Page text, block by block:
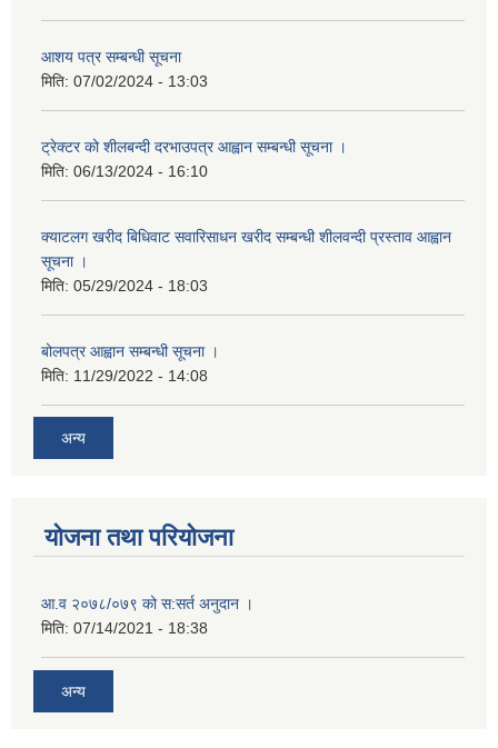
आशय पत्र सम्बन्धी सूचना
मिति: 07/02/2024 - 13:03
ट्रेक्टर को शीलबन्दी दरभाउपत्र आह्वान सम्बन्धी सूचना ।
मिति: 06/13/2024 - 16:10
क्याटलग खरीद बिधिवाट सवारिसाधन खरीद सम्बन्धी शीलवन्दी प्रस्ताव आह्वान
सूचना ।
मिति: 05/29/2024 - 18:03
बोलपत्र आह्वान सम्बन्धी सूचना ।
मिति: 11/29/2022 - 14:08
अन्य
योजना तथा परियोजना
आ.व २०७८/०७९ को स:सर्त अनुदान ।
मिति: 07/14/2021 - 18:38
अन्य